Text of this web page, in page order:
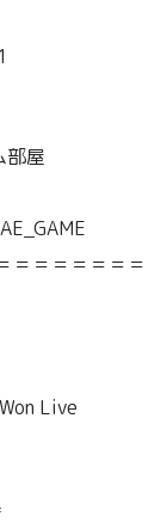
屋
＝＝＝＝＝＝＝
Live